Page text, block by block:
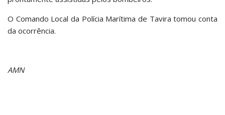
O Comando Local da Polícia Marítima de Tavira tomou conta
da ocorrência.​
AMN